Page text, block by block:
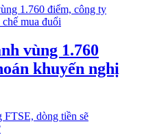
vùng 1.760
khuyến nghị